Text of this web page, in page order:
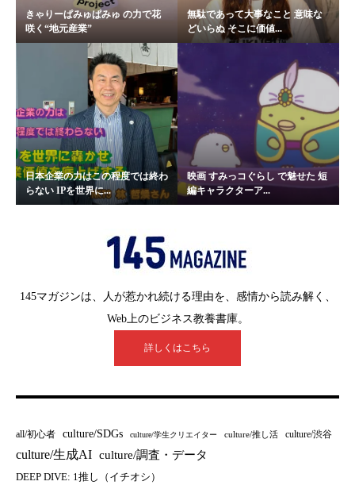
きゃりーぱみゅぱみゅ の力で花
咲く“地元産業”
無駄であって大事なこと 意味な
どいらぬ そこに価値...
日本企業の力はこの程度では終わ
らない IPを世界に...
映画 すみっコぐらし で魅せた 短
編キャラクターア...
145マガジンは、人が惹かれ続ける理由を、感情から読み解く、
Web上のビジネス教養書庫。
詳しくはこちら
all/初心者 culture/SDGs culture/学生クリエイター culture/推し活 culture/渋谷
culture/生成AI culture/調査・データ
DEEP DIVE: 1推し（イチオシ）